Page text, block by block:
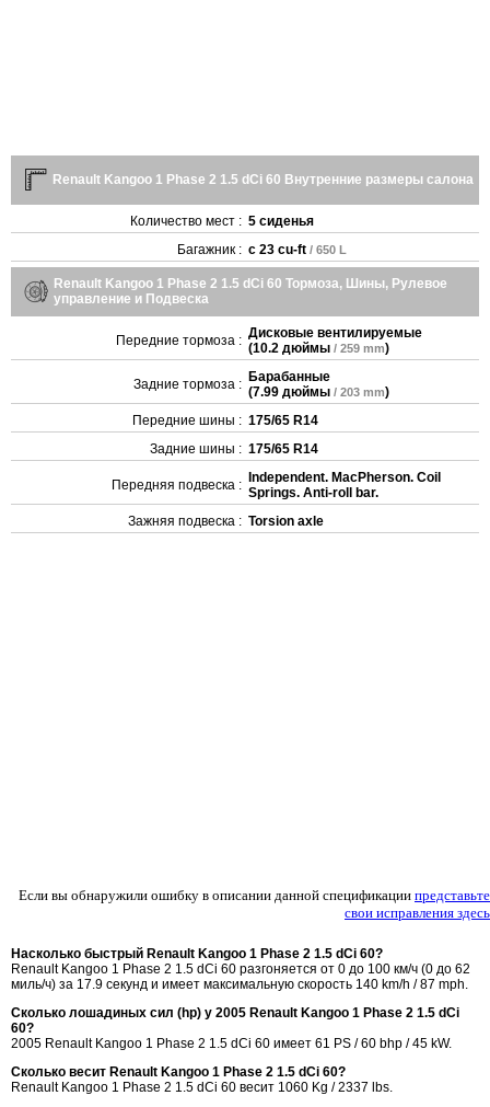
Renault Kangoo 1 Phase 2 1.5 dCi 60 Внутренние размеры салона
Количество мест : 5 сиденья
Багажник : с 23 cu-ft / 650 L
Renault Kangoo 1 Phase 2 1.5 dCi 60 Тормоза, Шины, Рулевое
управление и Подвеска
Передние тормоза : Дисковые вентилируемые
(10.2 дюймы / 259 mm)
Задние тормоза : Барабанные
(7.99 дюймы / 203 mm)
Передние шины : 175/65 R14
Задние шины : 175/65 R14
Передняя подвеска :
Independent. MacPherson. Coil
Springs. Anti-roll bar.
Зажняя подвеска : Torsion axle
Если вы обнаружили ошибку в описании данной спецификации представьте
свои исправления здесь
Насколько быстрый Renault Kangoo 1 Phase 2 1.5 dCi 60?
Renault Kangoo 1 Phase 2 1.5 dCi 60 разгоняется от 0 до 100 км/ч (0 до 62
миль/ч) за 17.9 секунд и имеет максимальную скорость 140 km/h / 87 mph.
Сколько лошадиных сил (hp) у 2005 Renault Kangoo 1 Phase 2 1.5 dCi
60?
2005 Renault Kangoo 1 Phase 2 1.5 dCi 60 имеет 61 PS / 60 bhp / 45 kW.
Сколько весит Renault Kangoo 1 Phase 2 1.5 dCi 60?
Renault Kangoo 1 Phase 2 1.5 dCi 60 весит 1060 Kg / 2337 lbs.